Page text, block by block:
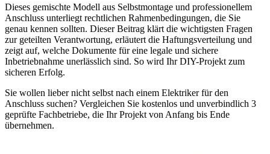
Dieses gemischte Modell aus Selbstmontage und professionellem
Anschluss unterliegt rechtlichen Rahmenbedingungen, die Sie
genau kennen sollten. Dieser Beitrag klärt die wichtigsten Fragen
zur geteilten Verantwortung, erläutert die Haftungsverteilung und
zeigt auf, welche Dokumente für eine legale und sichere
Inbetriebnahme unerlässlich sind. So wird Ihr DIY-Projekt zum
sicheren Erfolg.
Sie wollen lieber nicht selbst nach einem Elektriker für den
Anschluss suchen? Vergleichen Sie kostenlos und unverbindlich 3
geprüfte Fachbetriebe, die Ihr Projekt von Anfang bis Ende
übernehmen.